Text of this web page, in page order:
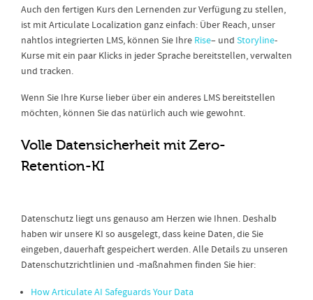
Auch den fertigen Kurs den Lernenden zur Verfügung zu stellen,
ist mit Articulate Localization ganz einfach: Über Reach, unser
nahtlos integrierten LMS, können Sie Ihre Rise– und Storyline-
Kurse mit ein paar Klicks in jeder Sprache bereitstellen, verwalten
und tracken.
Wenn Sie Ihre Kurse lieber über ein anderes LMS bereitstellen
möchten, können Sie das natürlich auch wie gewohnt.
Volle Datensicherheit mit Zero-
Retention-KI
Datenschutz liegt uns genauso am Herzen wie Ihnen. Deshalb
haben wir unsere KI so ausgelegt, dass keine Daten, die Sie
eingeben, dauerhaft gespeichert werden. Alle Details zu unseren
Datenschutzrichtlinien und -maßnahmen finden Sie hier:
How Articulate AI Safeguards Your Data